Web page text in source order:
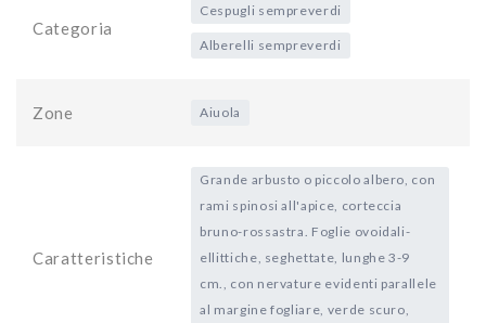
Categoria
Cespugli sempreverdi
Alberelli sempreverdi
Zone Aiuola
Caratteristiche
Grande arbusto o piccolo albero, con
rami spinosi all'apice, corteccia
bruno-rossastra. Foglie ovoidali-
ellittiche, seghettate, lunghe 3-9
cm., con nervature evidenti parallele
al margine fogliare, verde scuro,